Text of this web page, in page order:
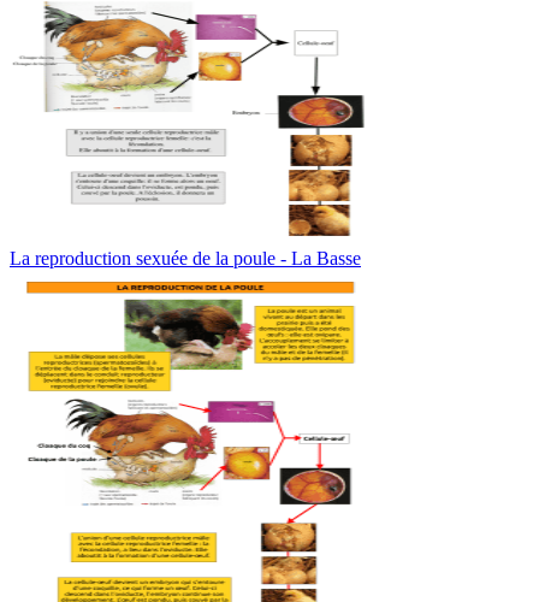
La reproduction sexuée de la poule - La Basse